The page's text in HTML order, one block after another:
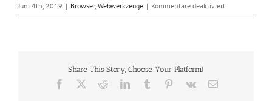
Juni 4th, 2019 | Browser, Webwerkzeuge | Kommentare deaktiviertfür
Firefox
Share This Story, Choose Your Platform!
Facebook RedditLinkedInTumblr Pinterest
Vk
E-